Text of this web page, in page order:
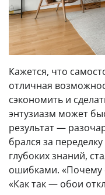
Кажется, что
отличная
сэкономить и
энтузиазм может
результат —
брался за
глубоких знаний,
ошибками. «Почему
«Как так — обои